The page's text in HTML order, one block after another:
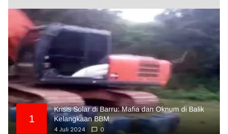
1
Krisis Solar di Barru: Mafia dan Oknum di Balik
Kelangkaan BBM
4 Juli 2024
0